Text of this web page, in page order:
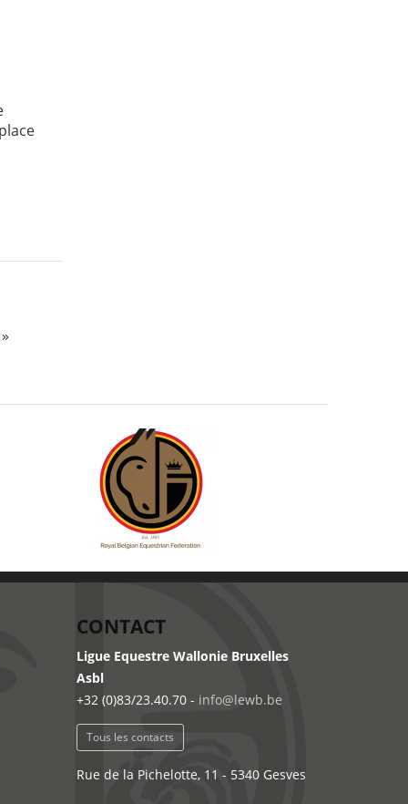
CONTACT
Ligue Equestre Wallonie Bruxelles
Asbl
+32 (0)83/23.40.70 - info@lewb.be
Tous les contacts
Rue de la Pichelotte, 11 - 5340 Gesves